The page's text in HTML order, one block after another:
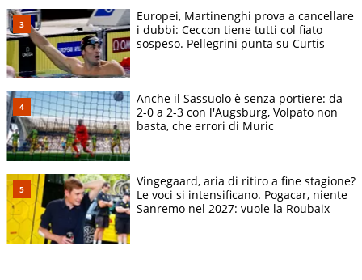
Europei, Martinenghi prova a cancellare
i dubbi: Ceccon tiene tutti col fiato
sospeso. Pellegrini punta su Curtis
Anche il Sassuolo è senza portiere: da
2-0 a 2-3 con l'Augsburg, Volpato non
basta, che errori di Muric
Vingegaard, aria di ritiro a fine stagione?
Le voci si intensificano. Pogacar, niente
Sanremo nel 2027: vuole la Roubaix